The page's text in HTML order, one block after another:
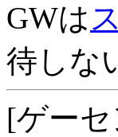
GWは
待しな
[ゲーセ